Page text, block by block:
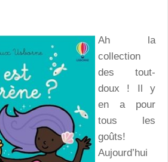
Ah la
collection
des tout-
doux ! Il y
en a pour
tous les
goûts!
Aujourd’hui